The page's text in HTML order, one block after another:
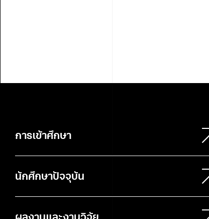
การเข้าศึกษา
นักศึกษาปัจจุบัน